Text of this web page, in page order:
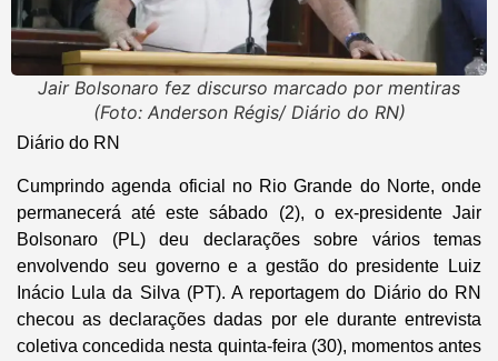
Jair Bolsonaro fez discurso marcado por mentiras
(Foto: Anderson Régis/ Diário do RN)
Diário do RN
Cumprindo agenda oficial no Rio Grande do Norte, onde
permanecerá até este sábado (2), o ex-presidente Jair
Bolsonaro (PL) deu declarações sobre vários temas
envolvendo seu governo e a gestão do presidente Luiz
Inácio Lula da Silva (PT). A reportagem do Diário do RN
checou as declarações dadas por ele durante entrevista
coletiva concedida nesta quinta-feira (30), momentos antes